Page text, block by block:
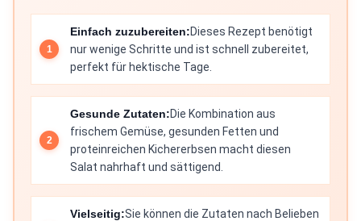
Einfach zuzubereiten:Dieses Rezept benötigt
nur wenige Schritte und ist schnell zubereitet,
perfekt für hektische Tage.
Gesunde Zutaten:Die Kombination aus
frischem Gemüse, gesunden Fetten und
proteinreichen Kichererbsen macht diesen
Salat nahrhaft und sättigend.
Vielseitig:Sie können die Zutaten nach Belieben